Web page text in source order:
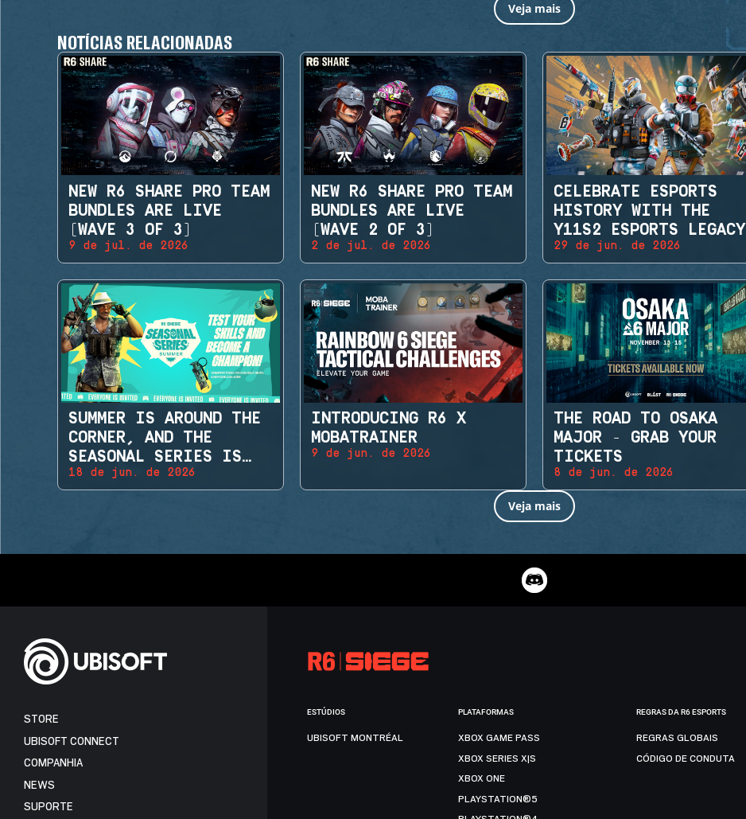
Veja mais
NOTÍCIAS RELACIONADAS
NEW R6 SHARE PRO TEAM
BUNDLES ARE LIVE
(WAVE 3 OF 3)
9 de jul. de 2026
NEW R6 SHARE PRO TEAM
BUNDLES ARE LIVE
(WAVE 2 OF 3)
2 de jul. de 2026
CELEBRATE ESPORTS
HISTORY WITH THE
Y11S2 ESPORTS LEGACY
SETS
29 de jun. de 2026
SUMMER IS AROUND THE
CORNER, AND THE
SEASONAL SERIES IS
BACK!
18 de jun. de 2026
INTRODUCING R6 X
MOBATRAINER
9 de jun. de 2026
THE ROAD TO OSAKA
MAJOR - GRAB YOUR
TICKETS
8 de jun. de 2026
Veja mais
STORE
UBISOFT CONNECT
COMPANHIA
NEWS
SUPORTE
ESTÚDIOS
UBISOFT MONTRÉAL
PLATAFORMAS
XBOX GAME PASS
XBOX SERIES X|S
XBOX ONE
PLAYSTATION®5
REGRAS DA R6 ESPORTS
REGRAS GLOBAIS
CÓDIGO DE CONDUTA